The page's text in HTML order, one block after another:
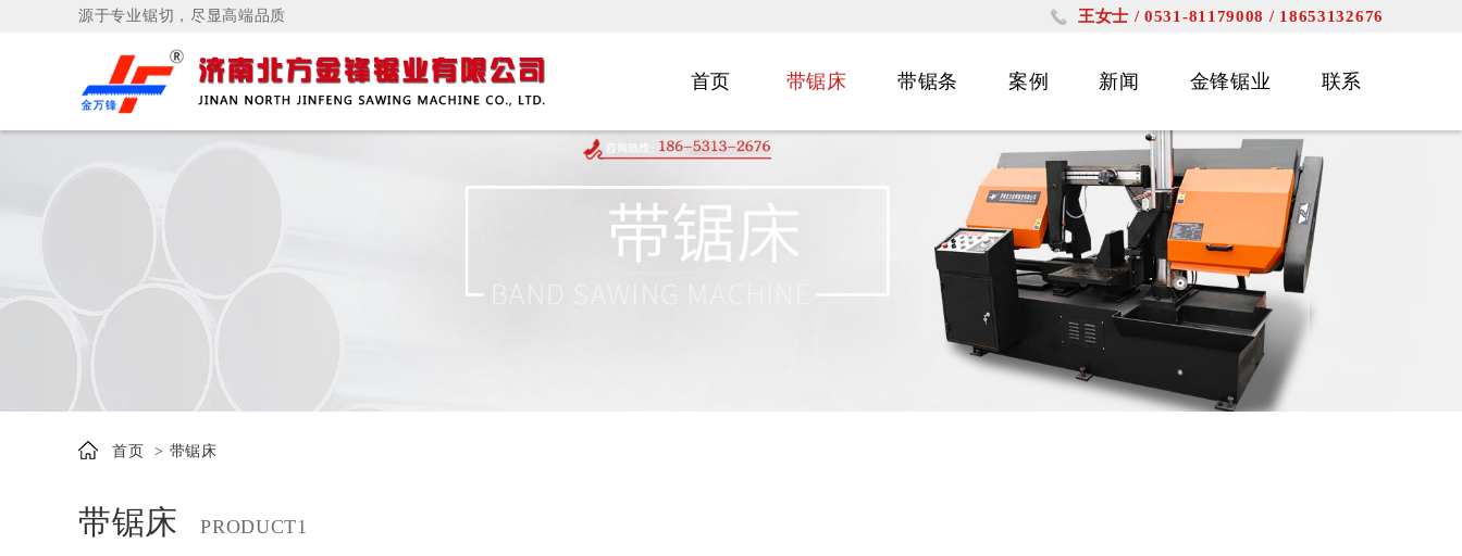
源于专业锯切，尽显高端品质 王女士 / 0531-81179008 / 18653132676
首页 带锯床 带锯条 案例 新闻 金锋锯业 联系
首页 > 带锯床
带锯床 PRODUCT1